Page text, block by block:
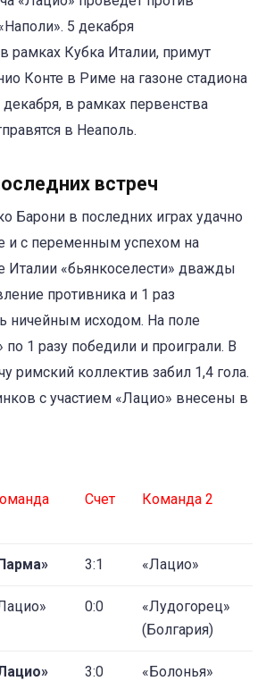
5 декабря
рамках Кубка Италии, примут
Конте в Риме на газоне стадиона
в рамках первенства
в Неаполь.
встреч
Барони в последних играх удачно
и с переменным успехом на
Италии «бьянкоселести» дважды
противника и 1 раз
ничейным исходом. На поле
1 разу победили и проиграли. В
римский коллектив забил 1,4 гола.
с участием «Лацио» внесены в
Счет Команда 2
3:1 «Лацио»
0:0
«Лудогорец»
(Болгария)
3:0 «Болонья»